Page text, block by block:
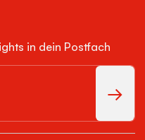
in dein Postfach